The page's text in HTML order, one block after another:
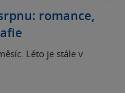
romance,
Léto je stále v